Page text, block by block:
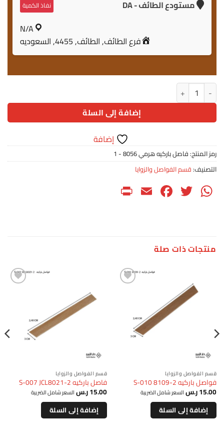
مستودع الطائف - DA نفاذ الكمية
N/A
فرع الطائف, الطائف, 4455, السعوديه
كمية فاصل باركيه هرمي 8056 - 1
إضافة إلى السلة
إضافة
رمز المنتج:فاصل باركيه هرمي 8056 - 1
التصنيف:قسم الفواصل والزوايا
WhatsApp
Twitter
Facebook
Email
منتجات ذات صلة
قسم الفواصل والزوايا
فواصل باركيه S-010 8109-2
15.00ر.س السعر شامل الضريبة
إضافة إلى السلة
قسم الفواصل والزوايا
فاصل باركيه S-007 JCL8021-2
15.00ر.س السعر شامل الضريبة
إضافة إلى السلة